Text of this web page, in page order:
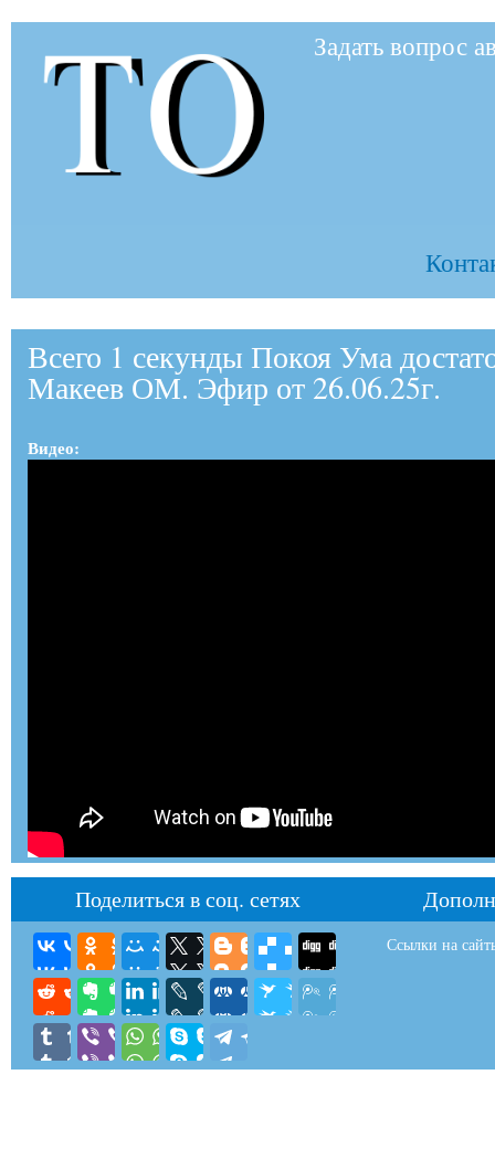
to-
Задать вопрос
Всего 1 секунды Покоя Ума
Макеев ОМ. Эфир от 26.06.25г.
Видео:
Поделиться в соц. сетях
Ссылки на